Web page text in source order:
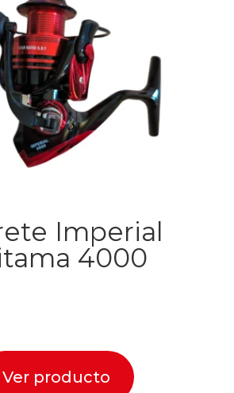
Imperial
4000
Ver producto